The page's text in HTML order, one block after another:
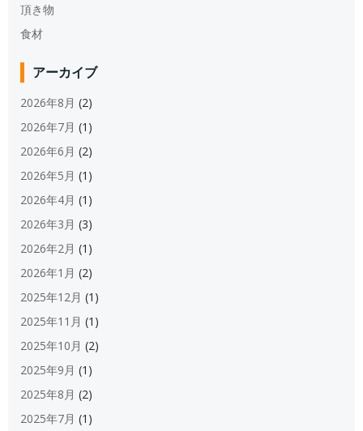
頂き物
食材
アーカイブ
2026年8月 (2)
2026年7月 (1)
2026年6月 (2)
2026年5月 (1)
2026年4月 (1)
2026年3月 (3)
2026年2月 (1)
2026年1月 (2)
2025年12月 (1)
2025年11月 (1)
2025年10月 (2)
2025年9月 (1)
2025年8月 (2)
2025年7月 (1)